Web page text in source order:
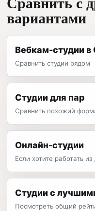
вариантами
Вебкам-студии в
Сравнить студии рядом
Студии для пар
Сравнить похожий
Онлайн-студии
Если хотите работать
Студии с
Посмотреть общий